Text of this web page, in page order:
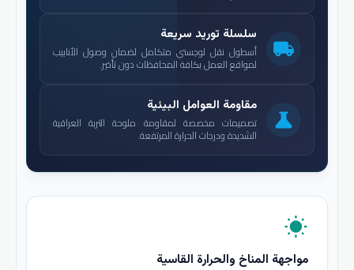
local_shipping
سلسلة توريد سريعة
أسطول نقل لوجستي متكامل لضمان وصول الأنابيب
لمواقع العمل بكافة المحافظات دون تأخير.
science
مقاومة العوامل البيئية
تصميمات مخصصة لمقاومة ملوحة التربة العراقية
الشديدة ودرجات الحرارة المرتفعة.
wb_sunny
مواجهة المناخ والحرارة القاسية